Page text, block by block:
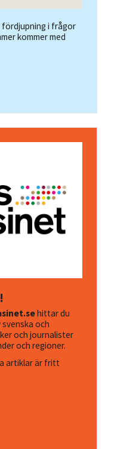
i frågor
kommer med
hittar du
och
och journalister
och regioner.
artiklar är fritt